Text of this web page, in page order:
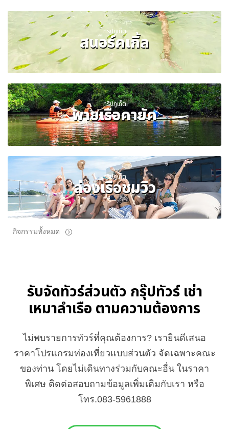
ทริปภูเก็ต
สนอร์คเกิ้ล
ทริปภูเก็ต
พายเรือคายัค
ทริปภูเก็ต
ล่องเรือชมวิว
กิจกรรมทั้งหมด
รับจัดทัวร์ส่วนตัว กรุ๊ปทัวร์ เช่า
เหมาลำเรือ ตามความต้องการ
ไม่พบรายการทัวร์ที่คุณต้องการ? เรายินดีเสนอ
ราคาโปรแกรมท่องเที่ยวแบบส่วนตัว จัดเฉพาะคณะ
ของท่าน โดยไม่เดินทางร่วมกับคณะอื่น ในราคา
พิเศษ ติดต่อสอบถามข้อมูลเพิ่มเติมกับเรา หรือ
โทร.083-5961888